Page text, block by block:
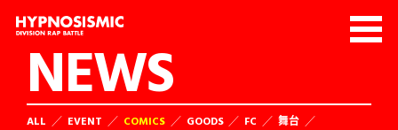
NEWS
ALL EVENT COMICS GOODS FC 舞台